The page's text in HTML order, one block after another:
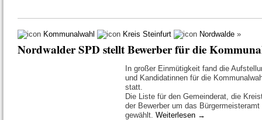
Kommunalwahl Kreis Steinfurt Nordwalde »
Nordwalder SPD stellt Bewerber für die
In großer Einmütigkeit fand die
und Kandidatinnen für die
statt.
Die Liste für den Gemeinderat, die
der Bewerber um das
gewählt. Weiterlesen →